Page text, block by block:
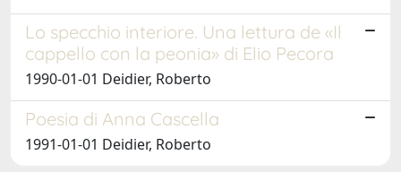
Lo specchio interiore. Una lettura de «Il
cappello con la peonia» di Elio Pecora
1990-01-01 Deidier, Roberto
Poesia di Anna Cascella
1991-01-01 Deidier, Roberto